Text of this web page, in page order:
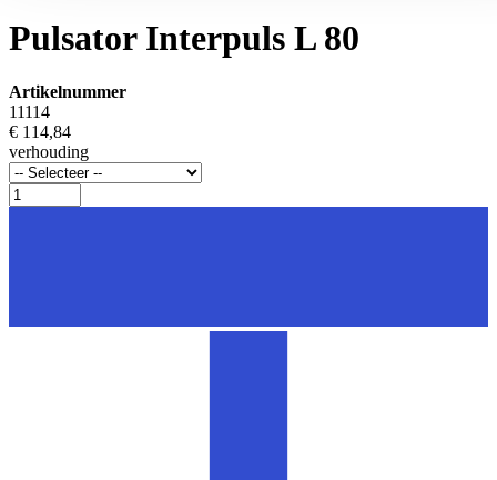
Pulsator Interpuls L 80
Artikelnummer
11114
€ 114,84
verhouding